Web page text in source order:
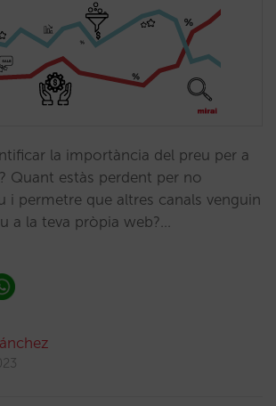
la importància del preu per a
Quant estàs perdent per no
i permetre que altres canals venguin
a la teva pròpia web?…